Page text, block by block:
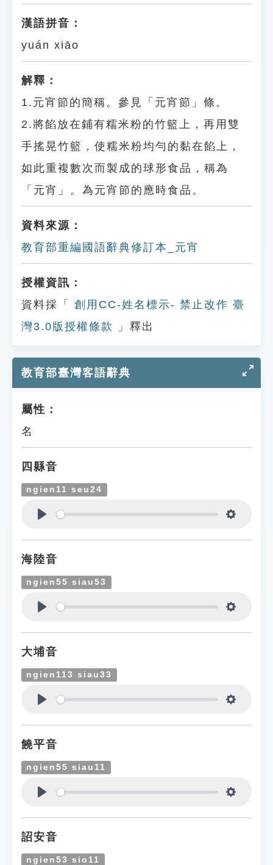
漢語拼音：
yuán xiāo
解釋：
1.元宵節的簡稱。參見「元宵節」條。
2.將餡放在鋪有糯米粉的竹籃上，再用雙
手搖晃竹籃，使糯米粉均勻的黏在餡上，
如此重複數次而製成的球形食品，稱為
「元宵」。為元宵節的應時食品。
資料來源：
教育部重編國語辭典修訂本_元宵
授權資訊：
資料採「
創用CC-姓名標示- 禁止改作 臺
灣3.0版授權條款
」釋出
教育部臺灣客語辭典
屬性：
名
四縣音
ngien11 seu24
海陸音
ngien55 siau53
大埔音
ngien113 siau33
饒平音
ngien55 siau11
詔安音
ngien53 sio11